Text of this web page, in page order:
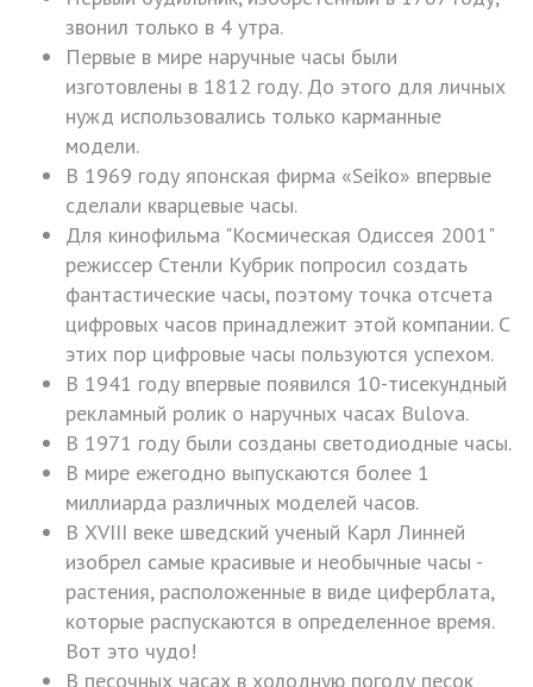
звонил только в 4 утра.
Первые в мире наручные часы были
изготовлены в 1812 году. До этого для личных
нужд использовались только карманные
модели.
В 1969 году японская фирма «Seiko» впервые
сделали кварцевые часы.
Для кинофильма "Космическая Одиссея 2001"
режиссер Стенли Кубрик попросил создать
фантастические часы, поэтому точка отсчета
цифровых часов принадлежит этой компании. С
этих пор цифровые часы пользуются успехом.
В 1941 году впервые появился 10-тисекундный
рекламный ролик о наручных часах Bulova.
В 1971 году были созданы светодиодные часы.
В мире ежегодно выпускаются более 1
миллиарда различных моделей часов.
В XVIII веке шведский ученый Карл Линней
изобрел самые красивые и необычные часы -
растения, расположенные в виде циферблата,
которые распускаются в определенное время.
Вот это чудо!
В песочных часах в холодную погоду песок